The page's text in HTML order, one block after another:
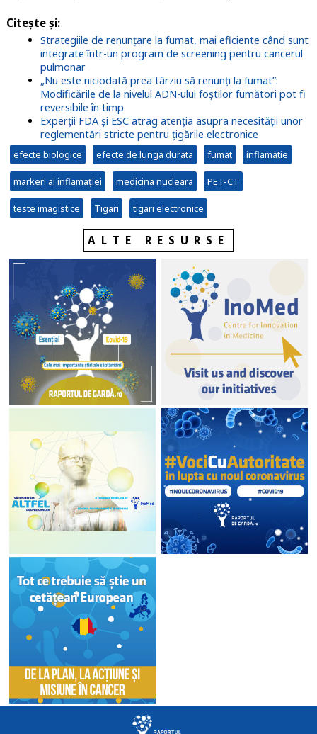
Citește și:
Strategiile de renunțare la fumat, mai eficiente când sunt
integrate într-un program de screening pentru cancerul
pulmonar
„Nu este niciodată prea târziu să renunți la fumat”:
Modificările de la nivelul ADN-ului foștilor fumători pot fi
reversibile în timp
Experții FDA și ESC atrag atenția asupra necesității unor
reglementări stricte pentru țigările electronice
efecte biologice efecte de lunga durata fumat inflamatie
markeri ai inflamației medicina nucleara PET-CT
teste imagistice Tigari tigari electronice
ALTE RESURSE